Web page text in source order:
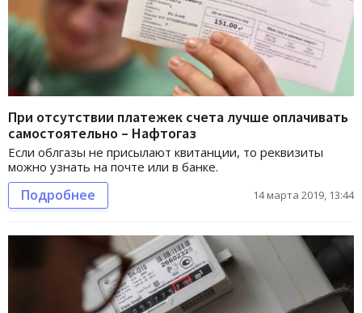
При отсутствии платежек счета лучше оплачивать
самостоятельно – Нафтогаз
Если облгазы не присылают квитанции, то реквизиты
можно узнать на почте или в банке.
Подробнее 14 марта 2019, 13:44